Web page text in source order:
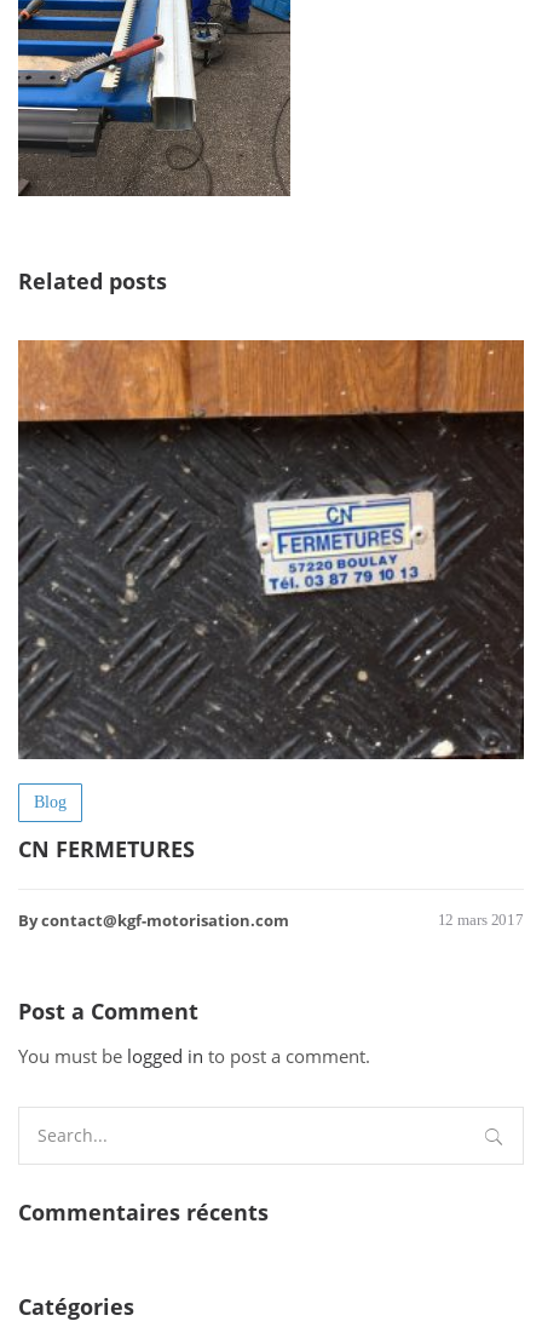
Related posts
Blog
CN FERMETURES
By contact@kgf-motorisation.com 12 mars 2017
Post a Comment
You must be logged in to post a comment.
for:
Commentaires récents
Catégories